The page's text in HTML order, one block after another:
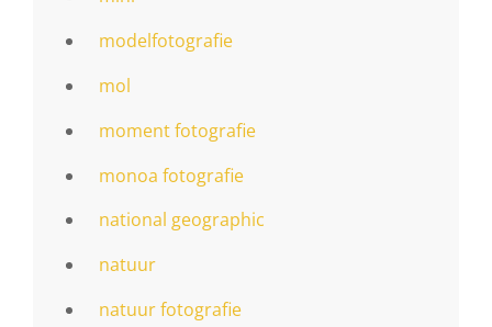
modelfotografie
mol
moment fotografie
monoa fotografie
national geographic
natuur
natuur fotografie